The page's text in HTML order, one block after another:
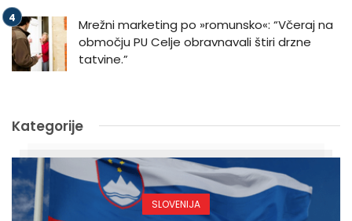
Mrežni marketing po »romunsko«: “Včeraj na
območju PU Celje obravnavali štiri drzne
tatvine.”
Kategorije
SLOVENIJA